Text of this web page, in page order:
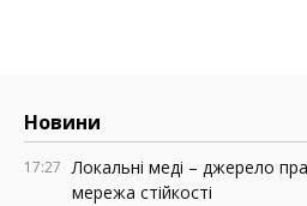
Новини
17:27 Локальні меді – джерело
мережа стійкості